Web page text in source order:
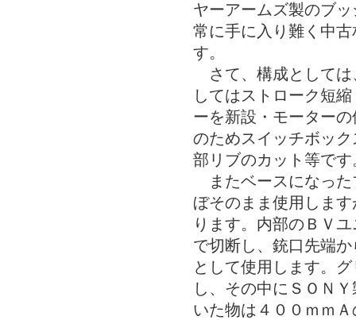
ヤーアームズ製のブ
常に手に入り難く中
す。
さて、構成としては
してはストローク短
ーを新設・モーター
のためスイッチボッ
部リブのカット等で
またベースになった
ぼそのまま使用しま
ります。内部のＢＶ
で切断し、銃口先端
として使用します。
し、その中にＳＯＮ
いた物は４００ｍｍ